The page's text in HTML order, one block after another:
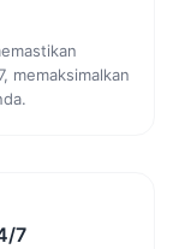
memaksimalkan
7